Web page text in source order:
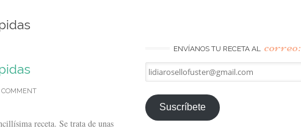
COMMENT
receta. Se trata de unas
ENVÍANOS TU RECETA AL correo:
lidiarosellofuster@gmail.com
Suscríbete